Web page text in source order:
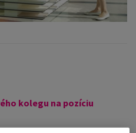
kolegu na pozíciu